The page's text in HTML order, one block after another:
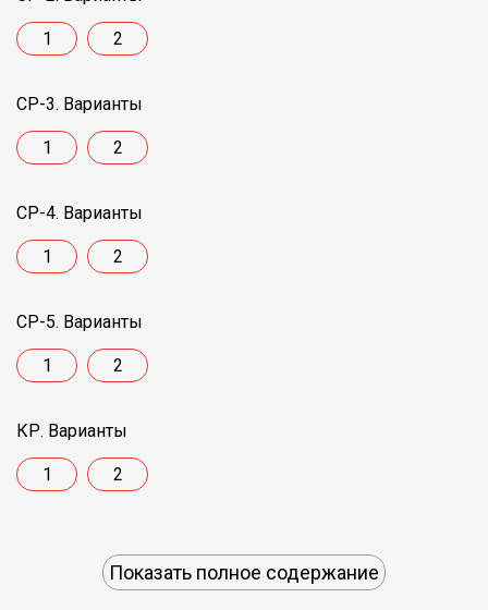
1 2
СР-3. Варианты
1 2
СР-4. Варианты
1 2
СР-5. Варианты
1 2
КР. Варианты
1 2
Показать полное содержание